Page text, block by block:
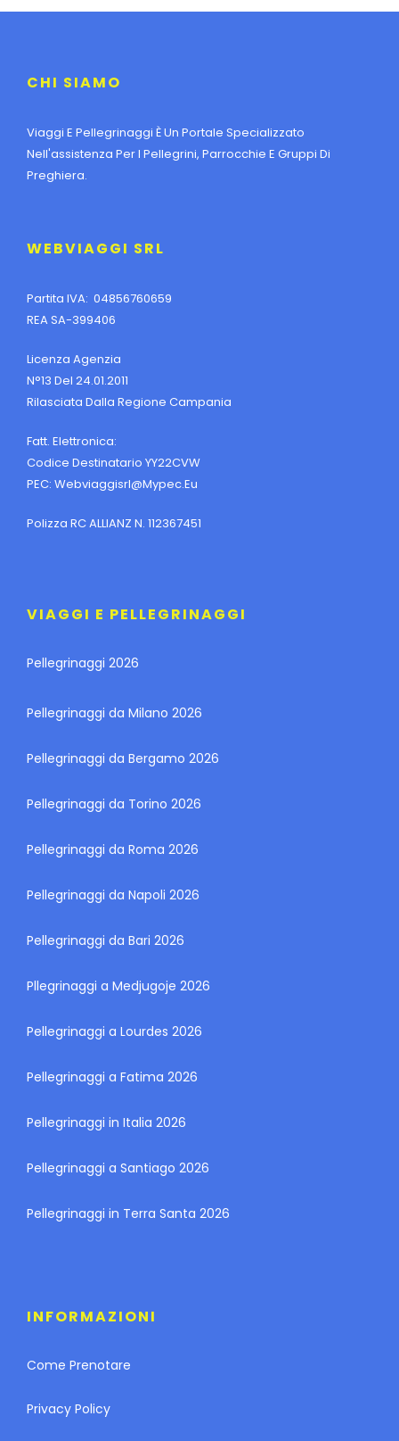
CHI SIAMO
Viaggi E Pellegrinaggi È Un Portale Specializzato
Nell'assistenza Per I Pellegrini, Parrocchie E Gruppi Di
Preghiera.
WEBVIAGGI SRL
Partita IVA: 04856760659
REA SA-399406
Licenza Agenzia
N°13 Del 24.01.2011
Rilasciata Dalla Regione Campania
Fatt. Elettronica:
Codice Destinatario YY22CVW
PEC: Webviaggisrl@mypec.eu
Polizza RC ALLIANZ N. 112367451
VIAGGI E PELLEGRINAGGI
Pellegrinaggi 2026
Pellegrinaggi da Milano 2026
Pellegrinaggi da Bergamo 2026
Pellegrinaggi da Torino 2026
Pellegrinaggi da Roma 2026
Pellegrinaggi da Napoli 2026
Pellegrinaggi da Bari 2026
Pllegrinaggi a Medjugoje 2026
Pellegrinaggi a Lourdes 2026
Pellegrinaggi a Fatima 2026
Pellegrinaggi in Italia 2026
Pellegrinaggi a Santiago 2026
Pellegrinaggi in Terra Santa 2026
INFORMAZIONI
Come Prenotare
Privacy Policy